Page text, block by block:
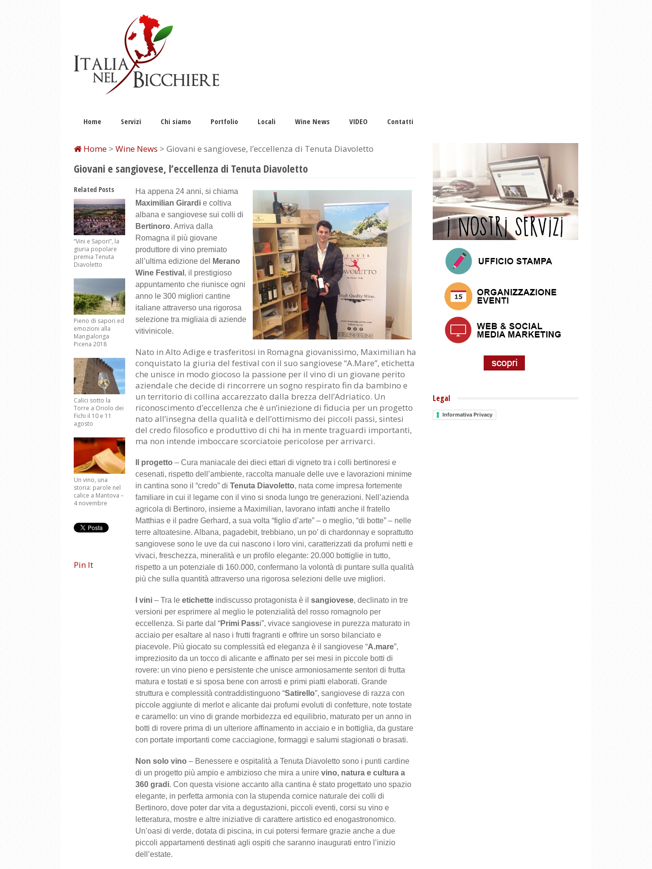
Home Servizi Chi siamo Portfolio Locali Wine News VIDEO Contatti
Home > Wine News > Giovani e sangiovese, l’eccellenza di Tenuta Diavoletto
Giovani e sangiovese, l’eccellenza di Tenuta Diavoletto
Ha appena 24 anni, si chiama
Maximilian Girardi e coltiva
albana e sangiovese sui colli di
Bertinoro. Arriva dalla
Romagna il più giovane
produttore di vino premiato
all’ultima edizione del
Merano
Wine Festival , il prestigioso
appuntamento che riunisce ogni
anno le 300 migliori cantine
italiane attraverso una rigorosa
selezione tra migliaia di aziende
vitivinicole.
Nato in Alto Adige e trasferitosi in Romagna giovanissimo, Maximilian ha
conquistato la giuria del festival con il suo sangiovese “A.Mare”, etichetta
che unisce in modo giocoso la passione per il vino di un giovane perito
aziendale che decide di rincorrere un sogno respirato fin da bambino e
un territorio di collina accarezzato dalla brezza dell’Adriatico. Un
riconoscimento d’eccellenza che è un’iniezione di fiducia per un progetto
nato all’insegna della qualità e dell’ottimismo dei piccoli passi, sintesi
del credo filosofico e produttivo di chi ha in mente traguardi importanti,
ma non intende imboccare scorciatoie pericolose per arrivarci.
Il progetto– Cura maniacale dei dieci ettari di vigneto tra i colli bertinoresi e
cesenati, rispetto dell’ambiente, raccolta manuale delle uve e lavorazioni minime
in cantina sono il “credo” diTenuta Diavoletto, nata come impresa fortemente
familiare in cui il legame con il vino si snoda lungo tre generazioni. Nell’azienda
agricola di Bertinoro, insieme a Maximilian, lavorano infatti anche il fratello
Matthias e il padre Gerhard, a sua volta “figlio d’arte” – o meglio, “di botte” – nelle
terre altoatesine. Albana, pagadebit, trebbiano, un po’ di chardonnay e soprattutto
sangiovese sono le uve da cui nascono i loro vini, caratterizzati da profumi netti e
vivaci, freschezza, mineralità e un profilo elegante: 20.000 bottiglie in tutto,
rispetto a un potenziale di 160.000, confermano la volontà di puntare sulla qualità
più che sulla quantità attraverso una rigorosa selezioni delle uve migliori.
I vini – Tra leetichette indiscusso protagonista è ilsangiovese, declinato in tre
versioni per esprimere al meglio le potenzialità del rosso romagnolo per
eccellenza. Si parte dal “Primi Passi”, vivace sangiovese in purezza maturato in
acciaio per esaltare al naso i frutti fragranti e offrire un sorso bilanciato e
piacevole. Più giocato su complessità ed eleganza è il sangiovese “A.mare”,
impreziosito da un tocco di alicante e affinato per sei mesi in piccole botti di
rovere: un vino pieno e persistente che unisce armoniosamente sentori di frutta
matura e tostati e si sposa bene con arrosti e primi piatti elaborati. Grande
struttura e complessità contraddistinguono “Satirello”, sangiovese di razza con
piccole aggiunte di merlot e alicante dai profumi evoluti di confetture, note tostate
e caramello: un vino di grande morbidezza ed equilibrio, maturato per un anno in
botti di rovere prima di un ulteriore affinamento in acciaio e in bottiglia, da gustare
con portate importanti come cacciagione, formaggi e salumi stagionati o brasati.
Non solo vino – Benessere e ospitalità a Tenuta Diavoletto sono i punti cardine
di un progetto più ampio e ambizioso che mira a unirevino, natura e cultura a
360 gradi. Con questa visione accanto alla cantina è stato progettato uno spazio
elegante, in perfetta armonia con la stupenda cornice naturale dei colli di
Bertinoro, dove poter dar vita a degustazioni, piccoli eventi, corsi su vino e
letteratura, mostre e altre iniziative di carattere artistico ed enogastronomico.
Un’oasi di verde, dotata di piscina, in cui potersi fermare grazie anche a due
piccoli appartamenti destinati agli ospiti che saranno inaugurati entro l’inizio
dell’estate.
Related Posts
“Vini e Sapori”, la
giuria popolare
premia Tenuta
Diavoletto
Pieno di sapori ed
emozioni alla
Mangialonga
Picena 2018
Calici sotto la
Torre a Oriolo dei
Fichi il 10 e 11
agosto
Un vino, una
storia: parole nel
calice a Mantova –
4 novembre
Pin It
Legal
Informativa Privacy